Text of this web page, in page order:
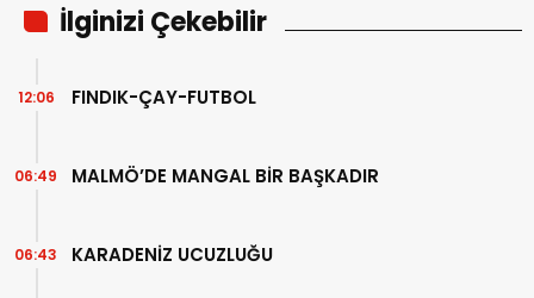
İlginizi Çekebilir
FINDIK-ÇAY-FUTBOL
12:06
MALMÖ’DE MANGAL BİR BAŞKADIR
06:49
KARADENİZ UCUZLUĞU
06:43